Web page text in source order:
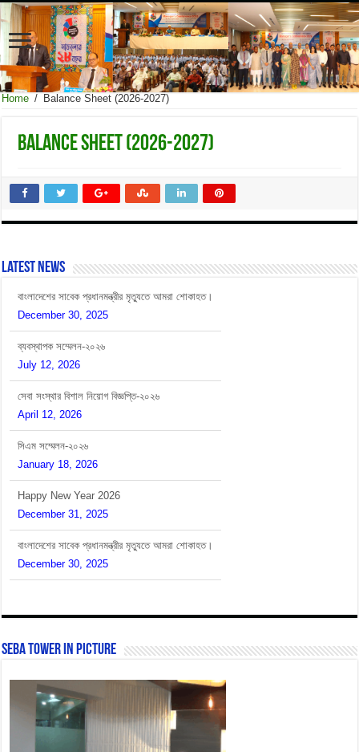
Home / Balance Sheet (2026-2027)
Balance Sheet (2026-2027)
Latest News
বাংলাদেশের সাবেক প্রধানমন্ত্রীর মৃত্যুতে আমরা শোকাহত।
ব্যবস্থাপক সম্মেলন-২০২৬
July 12, 2026
সেবা সংস্থার বিশাল নিয়োগ বিজ্ঞপ্তি-২০২৬
April 12, 2026
সিএম সম্মেলন-২০২৬
January 18, 2026
Happy New Year 2026
December 31, 2025
বাংলাদেশের সাবেক প্রধানমন্ত্রীর মৃত্যুতে আমরা শোকাহত।
December 30, 2025
SEBA Tower In Picture